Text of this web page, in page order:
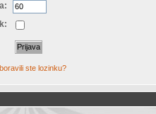
ste lozinku?